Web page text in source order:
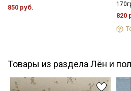
850 руб.
820
Товары из раздела Лён и